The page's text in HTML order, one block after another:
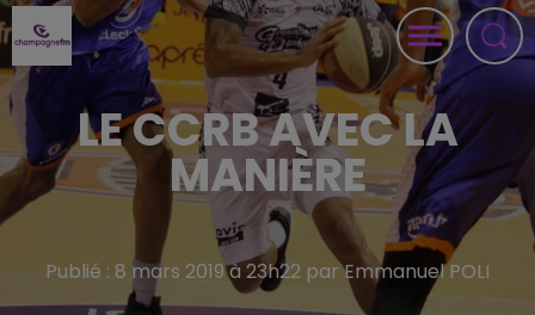
LE CCRB AVEC LA
MANIÈRE
Publié : 8 mars 2019 à 23h22 par Emmanuel POLI